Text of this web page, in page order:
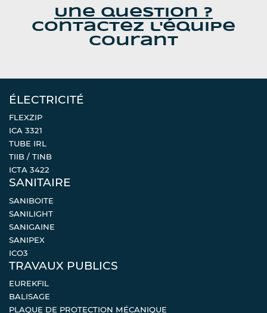
Une question ?
Contactez l'équipe
Courant
ÉLECTRICITÉ
FLEXZIP
ICA 3321
TUBE IRL
TIIB / TINB
ICTA 3422
SANITAIRE
SANIBOITE
SANILIGHT
SANIGAINE
SANIPEX
ICO3
TRAVAUX PUBLICS
EUREKFIL
BALISAGE
PLAQUE DE PROTECTION MÉCANIQUE